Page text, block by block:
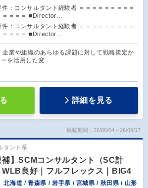
件：コンサルタント経験者 ＝＝＝＝＝＝＝＝＝
＝＝＝＝ ■Director…
件：コンサルタント経験者 ＝＝＝＝＝＝＝＝＝
＝＝＝＝ ■Director…
企業や組織のあらゆる課題に対して戦略策定か
ーを活用した変…
詳細を見る
掲載期間：26/08/04～26/08/17
タント系
補】SCMコンサルタント（SC計
良好｜フルフレックス｜BIG4
北海道 / 青森県 / 岩手県 / 宮城県 / 秋田県 / 山形